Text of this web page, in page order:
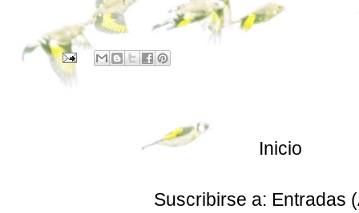
Inicio
Suscribirse a: Entradas